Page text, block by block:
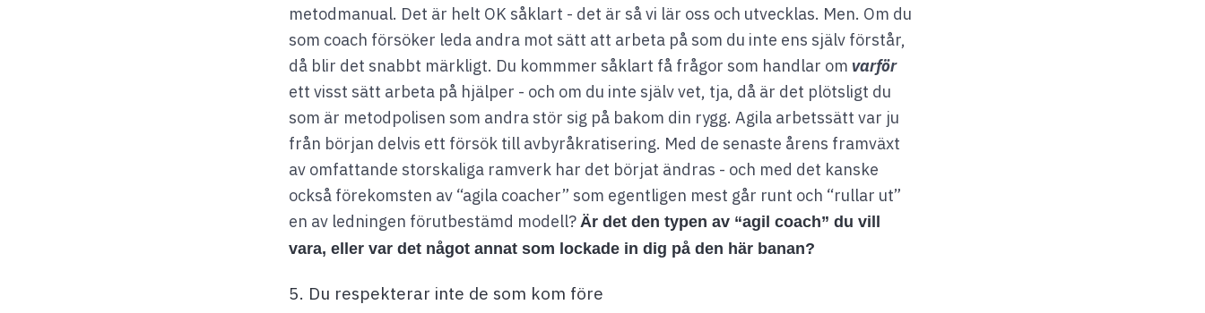
metodmanual. Det är helt OK såklart - det är så vi lär oss och utvecklas. Men. Om du
som coach försöker leda andra mot sätt att arbeta på som du inte ens själv förstår,
då blir det snabbt märkligt. Du kommmer såklart få frågor som handlar om varför
ett visst sätt arbeta på hjälper - och om du inte själv vet, tja, då är det plötsligt du
som är metodpolisen som andra stör sig på bakom din rygg. Agila arbetssätt var ju
från början delvis ett försök till avbyråkratisering. Med de senaste årens framväxt
av omfattande storskaliga ramverk har det börjat ändras - och med det kanske
också förekomsten av “agila coacher” som egentligen mest går runt och “rullar ut”
en av ledningen förutbestämd modell? Är det den typen av “agil coach” du vill
vara, eller var det något annat som lockade in dig på den här banan?
5. Du respekterar inte de som kom före